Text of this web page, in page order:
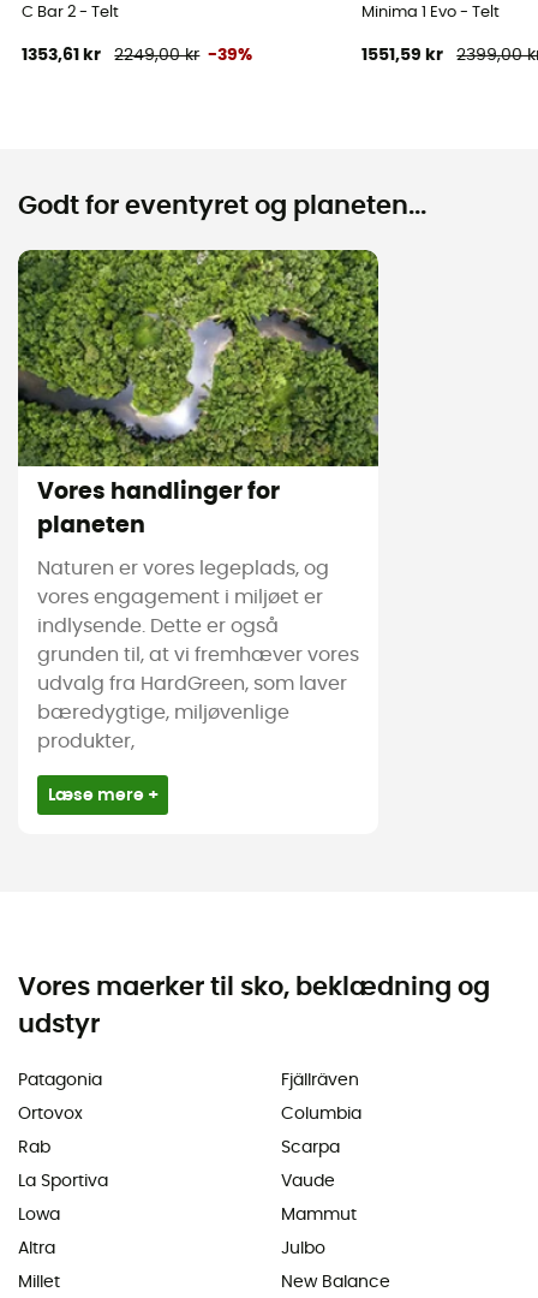
C Bar 2 - Telt
1353,61 kr 2249,00 kr -39%
Minima 1 Evo - Telt
1551,59 kr 2399,00
Godt for eventyret og planeten...
Vores handlinger for
planeten
Naturen er vores legeplads, og
vores engagement i miljøet er
indlysende. Dette er også
grunden til, at vi fremhæver vores
udvalg fra HardGreen, som laver
bæredygtige, miljøvenlige
produkter,
Læse mere +
Vores maerker til sko, beklædning og
udstyr
Patagonia
Ortovox
Rab
La Sportiva
Lowa
Altra
Millet
Fjällräven
Columbia
Scarpa
Vaude
Mammut
Julbo
New Balance